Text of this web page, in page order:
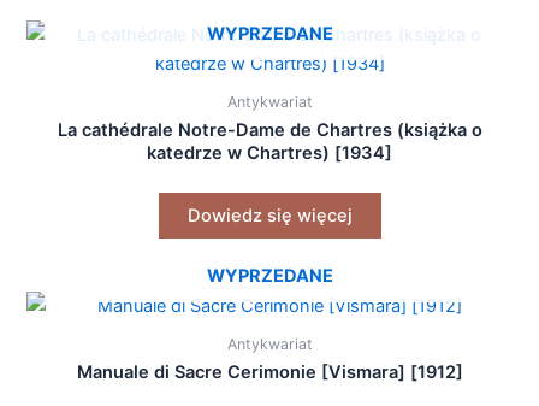
WYPRZEDANE
Antykwariat
La cathédrale Notre-Dame de Chartres (książka o
katedrze w Chartres) [1934]
Dowiedz się więcej
WYPRZEDANE
Antykwariat
Manuale di Sacre Cerimonie [Vismara] [1912]